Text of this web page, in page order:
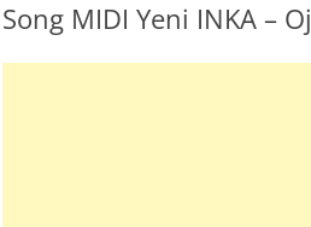
Song MIDI Yeni INKA –